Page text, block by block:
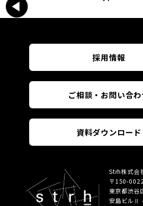
採用情報
ご相談・お問い合わ
資料ダウンロード
Strh株式会
〒150-0022
東京都渋谷
安島ビルⅡ